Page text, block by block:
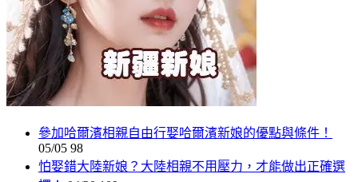
參加哈爾濱相親自由行娶哈爾濱新娘的優點與條件！
05/05 98
怕娶錯大陸新娘？大陸相親不用壓力，才能做出正確選